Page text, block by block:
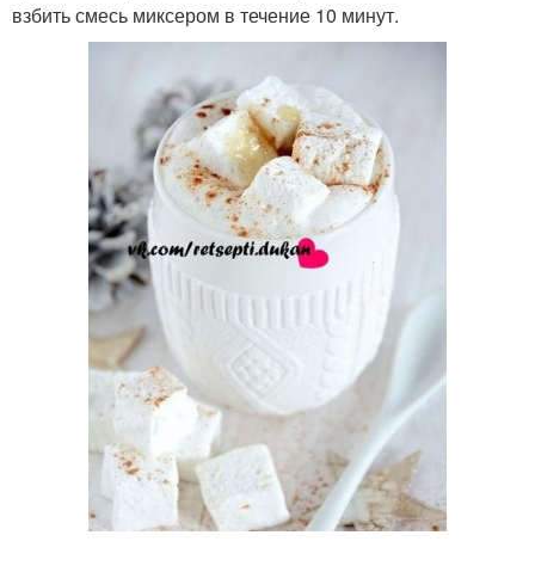
взбить смесь миксером в течение 10 минут.